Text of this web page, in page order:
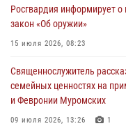
Мероприятия в рамках
продолжаются в Ивановской
31 июля 2026, 11:08
В Ивановской области при
подозреваемые в серии
30 июля 2026, 12:41
Росгвардия информирует
закон «Об оружии»
15 июля 2026, 08:23
Священнослужитель
семейных ценностях на
и Февронии Муромских
09 июля 2026, 13:26 1